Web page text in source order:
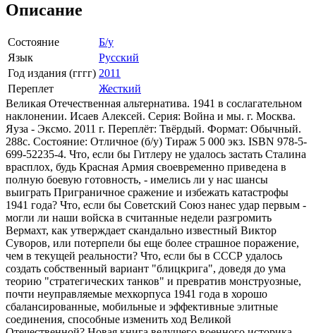
Описание
Состояние
Б/у
Язык
Русский
Год издания (гггг) 2011
Переплет
Жесткий
Великая Отечественная альтернатива. 1941 в сослагательном
наклонении. Исаев Алексей. Серия: Война и мы. г. Москва.
Яуза - Эксмо. 2011 г. Переплёт: Твёрдый. Формат: Обычный.
288с. Состояние: Отличное (б/у) Тираж 5 000 экз. ISBN 978-5-
699-52235-4. Что, если бы Гитлеру не удалось застать Сталина
врасплох, будь Красная Армия своевременно приведена в
полную боевую готовность, - имелись ли у нас шансы
выиграть Приграничное сражение и избежать катастрофы
1941 года? Что, если бы Советский Союз нанес удар первым -
могли ли наши войска в считанные недели разгромить
Вермахт, как утверждает скандально известный Виктор
Суворов, или потерпели бы еще более страшное поражение,
чем в текущей реальности? Что, если бы в СССР удалось
создать собственный вариант "блицкрига", доведя до ума
теорию "стратегических танков" и превратив монструозные,
почти неуправляемые мехкорпуса 1941 года в хорошо
сбалансированные, мобильные и эффективные элитные
соединения, способные изменить ход Великой